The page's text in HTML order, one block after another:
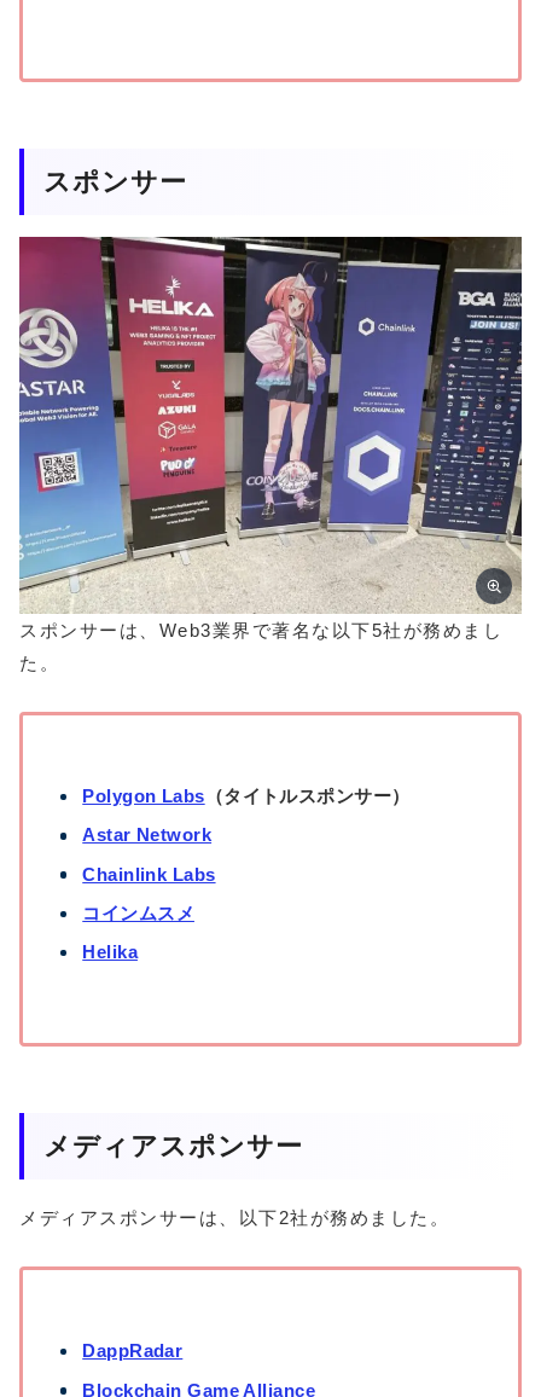
スポンサー
スポンサーは、Web3業界で著名な以下5社が務めまし
た。
Polygon Labs （タイトルスポンサー）
Astar Network
Chainlink Labs
コインムスメ
Helika
メディアスポンサー
メディアスポンサーは、以下2社が務めました。
DappRadar
Blockchain Game Alliance